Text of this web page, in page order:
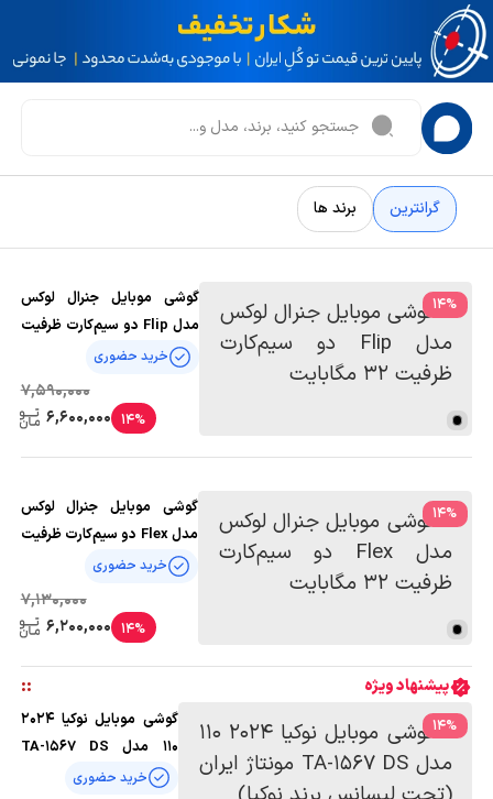
گرانترین برند ها
%
14
گوشی موبایل جنرال لوکس
مدل Flip دو سیم‌کارت ظرفیت
32 مگابایت
خرید حضوری
7,590,000
14%
6,600,000
%
14
گوشی موبایل جنرال لوکس
مدل Flex دو سیم‌کارت ظرفیت
32 مگابایت
خرید حضوری
7,130,000
14%
6,200,000
پیشنهاد ویژه ::
%
14
گوشی موبایل نوکیا 2024
110 مدل TA-1567 DS
مونتاژ ایران (تحت لیسانس
خرید حضوری